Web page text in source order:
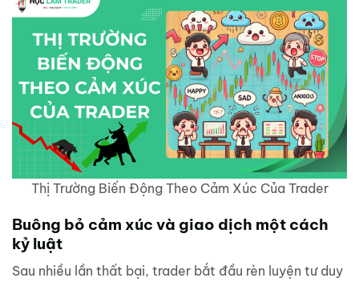
Thị Trường Biến Động Theo Cảm Xúc Của Trader
Buông bỏ cảm xúc và giao dịch một cách
kỷ luật
Sau nhiều lần thất bại, trader bắt đầu rèn luyện tư duy